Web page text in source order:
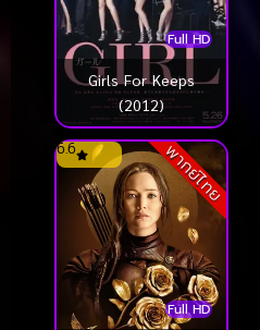
Full HD
Girls For Keeps
(2012)
พากย์ไทย
Full HD
6.6